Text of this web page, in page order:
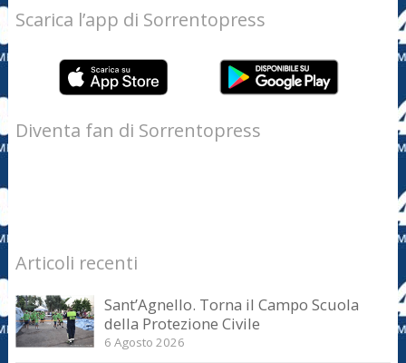
Scarica l’app di Sorrentopress
Diventa fan di Sorrentopress
Articoli recenti
Sant’Agnello. Torna il Campo Scuola
della Protezione Civile
6 Agosto 2026